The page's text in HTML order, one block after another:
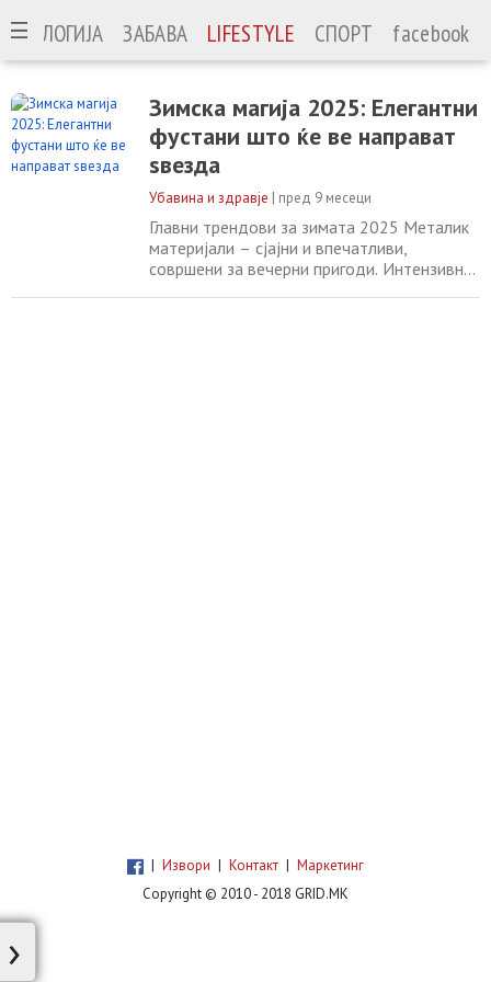
ЗАБАВА LIFESTYLE СПОРТ facebook
Зимска магија 2025: Елегантни
фустани што ќе ве направат
ѕвезда
Убавина и здравје | пред 9 месеци
Главни трендови за зимата 2025 Металик
материјали – сјајни и впечатливи,
совршени за вечерни пригоди. Интензивна
| Извори | Контакт | Маркетинг
Copyright © 2010 - 2018 GRID.MK
›